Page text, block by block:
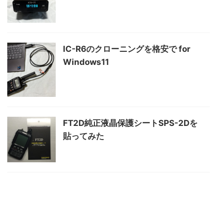
IC-R6のクローニングを格安で for
Windows11
FT2D純正液晶保護シートSPS-2Dを
貼ってみた